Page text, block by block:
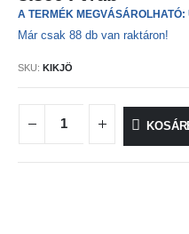
A TERMÉK
Már csak 88 db van raktáron!
SKU: KIKJÖ